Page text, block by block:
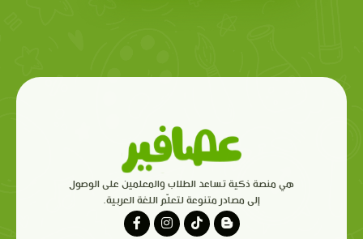
هي منصة ذكية تساعد الطلاب والمعلمين على الوصول
إلى مصادر متنوعة لتعلّم اللغة العربية.